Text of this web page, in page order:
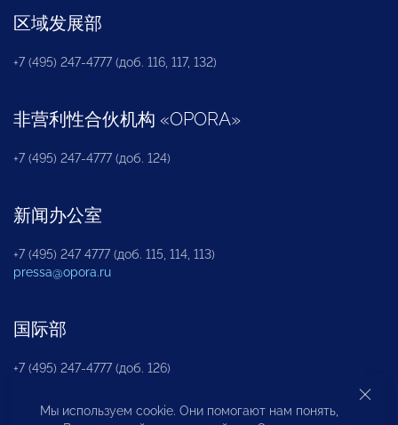
区域发展部
+7 (495) 247-4777 (доб. 116, 117, 132)
非营利性合伙机构 «OPORA»
+7 (495) 247-4777 (доб. 124)
新闻办公室
+7 (495) 247 4777 (доб. 115, 114, 113)
pressa@opora.ru
国际部
+7 (495) 247-4777 (доб. 126)
Мы используем cookie. Они помогают нам понять,